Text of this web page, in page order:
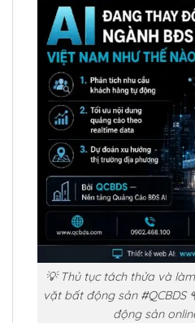
💡 Thủ tục tách thửa và
vặt bất động sản #QCBDS
động sản